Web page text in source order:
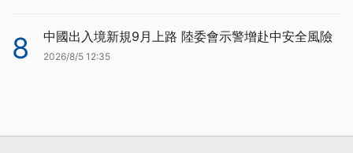
8 中國出入境新規9月上路 陸委會示警增赴中安全風險
2026/8/5 12:35